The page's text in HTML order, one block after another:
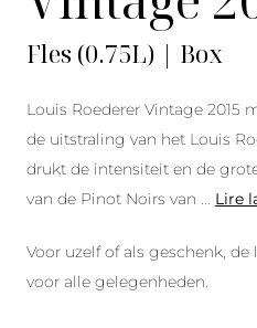
Fles (0.75L) | Box
Louis Roederer Vintage 2015
de uitstraling van het Louis
drukt de intensiteit en de
van de Pinot Noirs van
Lire
Voor uzelf of als geschenk,
voor alle gelegenheden.